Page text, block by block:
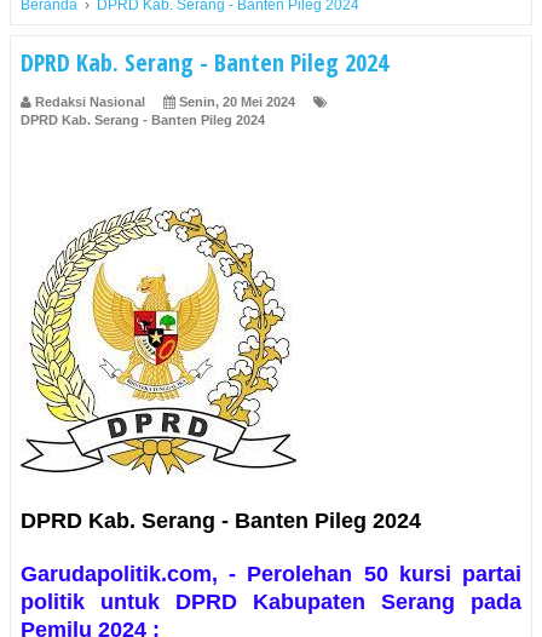
Beranda › DPRD Kab. Serang - Banten Pileg 2024
DPRD Kab. Serang - Banten Pileg 2024
Redaksi Nasional
Senin, 20 Mei 2024
DPRD Kab. Serang - Banten Pileg 2024
DPRD Kab. Serang - Banten Pileg 2024
Garudapolitik.com, - Perolehan 50 kursi partai
politik untuk DPRD Kabupaten Serang pada
Pemilu 2024 :